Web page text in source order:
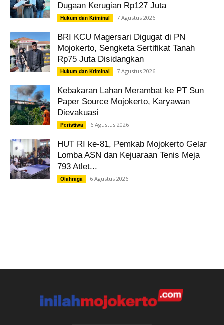
Dugaan Kerugian Rp127 Juta
Hukum dan Kriminal 7 Agustus 2026
BRI KCU Magersari Digugat di PN
Mojokerto, Sengketa Sertifikat Tanah
Rp75 Juta Disidangkan
Hukum dan Kriminal 7 Agustus 2026
Kebakaran Lahan Merambat ke PT Sun
Paper Source Mojokerto, Karyawan
Dievakuasi
Peristiwa 6 Agustus 2026
HUT RI ke-81, Pemkab Mojokerto Gelar
Lomba ASN dan Kejuaraan Tenis Meja
793 Atlet...
Olahraga 6 Agustus 2026